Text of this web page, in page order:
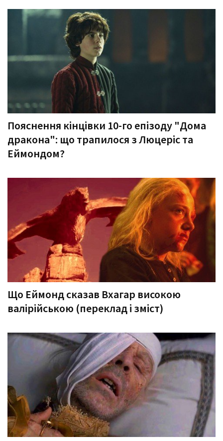
Пояснення кінцівки 10-го епізоду "Дома
дракона": що трапилося з Люцеріс та
Еймондом?
Що Еймонд сказав Вхагар високою
валірійською (переклад і зміст)